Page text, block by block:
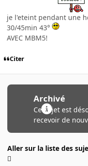
je l'eteint pendant une
30/45min 43°
AVEC MBM5!
Citer
Archivé
Ce sujet est
recevoir de
Aller sur la liste des